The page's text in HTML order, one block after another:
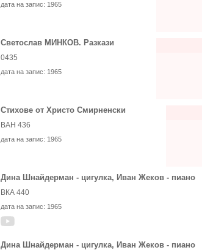
дата на запис: 1965
Светослав МИНКОВ. Разкази
0435
дата на запис: 1965
Стихове от Христо Смирненски
ВАН 436
дата на запис: 1965
Дина Шнайдерман - цигулка, Иван Жеков - пиано
ВКА 440
дата на запис: 1965
Дина Шнайдерман - цигулка, Иван Жеков - пиано